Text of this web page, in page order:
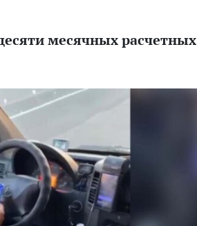
месячных расчетных